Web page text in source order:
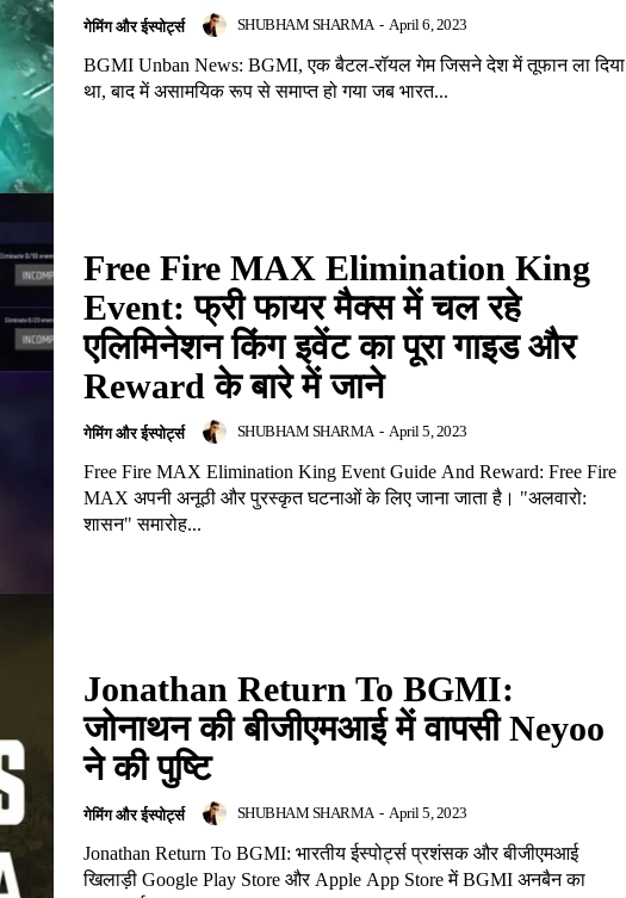
गेमिंग और ईस्पोर्ट्स SHUBHAM SHARMA - April 6, 2023
BGMI Unban News: BGMI, एक बैटल-रॉयल गेम जिसने देश में तूफान ला दिया
था, बाद में असामयिक रूप से समाप्त हो गया जब भारत...
Free Fire MAX Elimination King
Event: फ्री फायर मैक्स में चल रहे
एलिमिनेशन किंग इवेंट का पूरा गाइड और
Reward के बारे में जाने
गेमिंग और ईस्पोर्ट्स SHUBHAM SHARMA - April 5, 2023
Free Fire MAX Elimination King Event Guide And Reward: Free Fire
MAX अपनी अनूठी और पुरस्कृत घटनाओं के लिए जाना जाता है। "अलवारो:
शासन" समारोह...
Jonathan Return To BGMI:
जोनाथन की बीजीएमआई में वापसी Neyoo
ने की पुष्टि
गेमिंग और ईस्पोर्ट्स SHUBHAM SHARMA - April 5, 2023
Jonathan Return To BGMI: भारतीय ईस्पोर्ट्स प्रशंसक और बीजीएमआई
खिलाड़ी Google Play Store और Apple App Store में BGMI अनबैन का